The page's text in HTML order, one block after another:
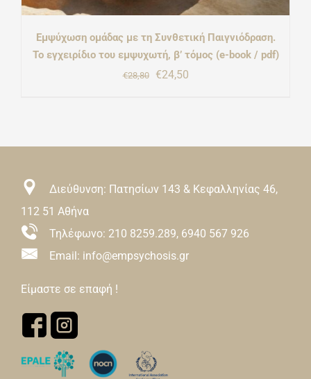
Εμψύχωση ομάδας με τη Συνθετική Παιγνιόδραση.
Το εγχειρίδιο του εμψυχωτή, β’ τόμος (e-book / pdf)
€28,80
Original
€24,50Η
Διεύθυνση: Πατησίων 143 & Κεφαλληνίας 46,
112 51 Αθήνα
Τηλέφωνο: 210 8259.289, 6940 567 926
Email: info@empsychosis.gr
Είμαστε σε επαφή !